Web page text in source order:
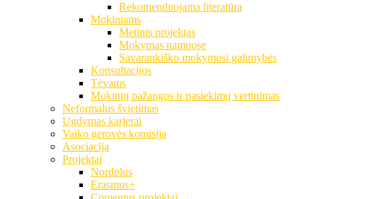
Rekomenduojama literatūra
Mokiniams
Metinis projektas
Mokymas namuose
Savarankiško mokymosi galimybės
Konsultacijos
Tėvams
Mokinių pažangos ir pasiekimų vertinimas
Neformalus švietimas
Ugdymas karjerai
Vaiko gerovės komisija
Asociacija
Projektai
Nordplus
Erasmus+